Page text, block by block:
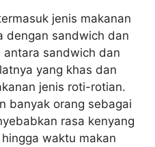
jenis makanan
dengan sandwich dan
antara sandwich dan
yang khas dan
jenis roti-rotian.
banyak orang sebagai
rasa kenyang
waktu makan